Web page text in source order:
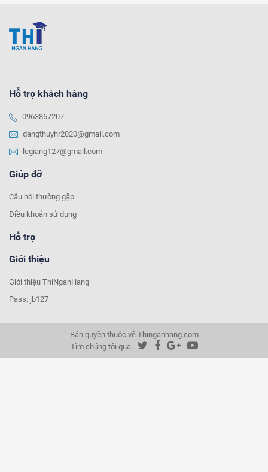
Hỗ trợ khách hàng
0963867207
dangthuyhr2020@gmail.com
legiang127@gmail.com
Giúp đỡ
Câu hỏi thường gặp
Điều khoản sử dụng
Hỗ trợ
Giới thiệu
Giới thiệu ThiNganHang
Pass: jb127
Bản quyền thuộc về Thinganhang.com
Tìm chúng tôi qua